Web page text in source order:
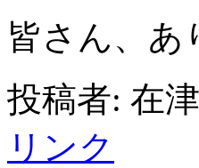
皆さん、あ
投稿者: 在
リンク